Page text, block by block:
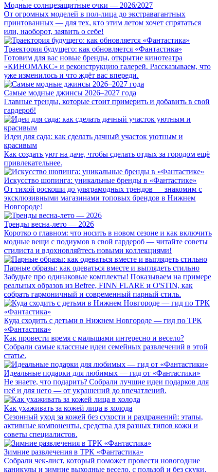
Модные солнцезащитные очки — 2026/2027
От огромных моделей в пол-лица до экстравагантных
принтованных — для тех, кто этим летом хочет спрятаться
или, наоборот, заявить о себе!
Траектория будущего: как обновляется «Фантастика»
Готовим для вас новые бренды, открытие кинотеатра
«КИНОМАКС» и реконструкцию галерей. Рассказываем, что
уже изменилось и что ждёт вас впереди.
Самые модные джинсы 2026–2027 года
Главные тренды, которые стоит примерить и добавить в свой
гардероб!
Идеи для сада: как сделать дачный участок уютным и
красивым
Как создать уют на даче, чтобы сделать отдых за городом ещё
привлекательнее.
Искусство шопинга: уникальные бренды в «Фантастике»
От тихой роскоши до ультрамодных трендов — знакомим с
эксклюзивными магазинами топовых брендов в Нижнем
Новгороде!
Тренды весна-лето — 2026
Коротко о главном: что носить в новом сезоне и как включить
модные вещи с подиумов в свой гардероб — читайте советы
стилиста и вдохновляйтесь новыми коллекциями!
Парные образы: как одеваться вместе и выглядеть стильно
Забудьте про одинаковые комплекты! Показываем на примере
реальных образов из Befree, FINN FLARE и O'STIN, как
собрать гармоничный и современный парный стиль.
Куда сходить с детьми в Нижнем Новгороде — гид по ТРК
«Фантастика»
Как провести время с малышами интересно и весело?
Собрали самые классные идеи семейных развлечений в этой
статье.
Идеальные подарки для любимых — гид от «Фантастики»
Не знаете, что подарить? Собрали лучшие идеи подарков для
неё и для него — от украшений до впечатлений.
Как ухаживать за кожей лица в холода
Сезонный уход за кожей без сухости и раздражений: этапы,
активные компоненты, средства для разных типов кожи и
советы специалистов.
Зимние развлечения в ТРК «Фантастика»
Собрали чек-лист, который поможет провести новогодние
каникулы и зимние выходные весело, с пользой и без скуки.